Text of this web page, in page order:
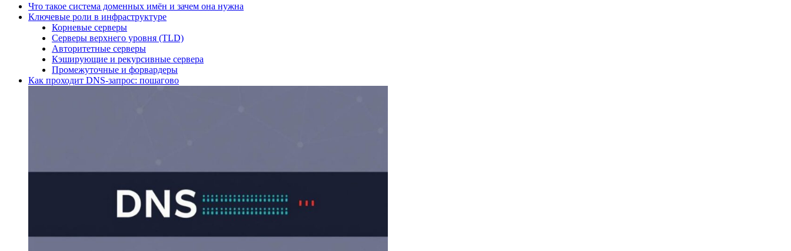
Что такое система доменных имён и зачем она нужна
Ключевые роли в инфраструктуре
Корневые серверы
Серверы верхнего уровня (TLD)
Авторитетные серверы
Кэширующие и рекурсивные сервера
Промежуточные и форвардеры
Как проходит DNS-запрос: пошагово